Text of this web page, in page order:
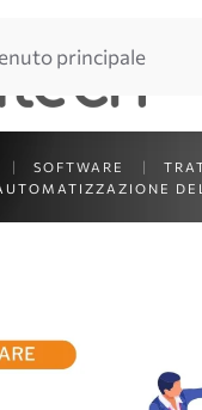
principale
SOFTWARE